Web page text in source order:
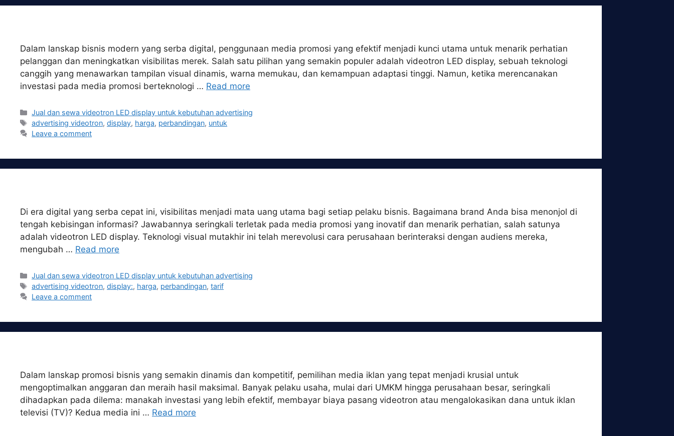
Dalam lanskap bisnis modern yang serba digital, penggunaan media promosi yang efektif menjadi kunci utama untuk menarik perhatian
pelanggan dan meningkatkan visibilitas merek. Salah satu pilihan yang semakin populer adalah videotron LED display, sebuah teknologi
canggih yang menawarkan tampilan visual dinamis, warna memukau, dan kemampuan adaptasi tinggi. Namun, ketika merencanakan
investasi pada media promosi berteknologi … Read more
Categories
Jual dan sewa videotron LED display untuk kebutuhan advertising
Tags
advertising videotron,display, harga, perbandingan, untuk
Leave a comment
Di era digital yang serba cepat ini, visibilitas menjadi mata uang utama bagi setiap pelaku bisnis. Bagaimana brand Anda bisa menonjol di
tengah kebisingan informasi? Jawabannya seringkali terletak pada media promosi yang inovatif dan menarik perhatian, salah satunya
adalah videotron LED display. Teknologi visual mutakhir ini telah merevolusi cara perusahaan berinteraksi dengan audiens mereka,
mengubah … Read more
Categories
Jual dan sewa videotron LED display untuk kebutuhan advertising
Tags
advertising videotron,display:, harga, perbandingan,tarif
Leave a comment
Dalam lanskap promosi bisnis yang semakin dinamis dan kompetitif, pemilihan media iklan yang tepat menjadi krusial untuk
mengoptimalkan anggaran dan meraih hasil maksimal. Banyak pelaku usaha, mulai dari UMKM hingga perusahaan besar, seringkali
dihadapkan pada dilema: manakah investasi yang lebih efektif, membayar biaya pasang videotron atau mengalokasikan dana untuk iklan
televisi (TV)? Kedua media ini … Read more